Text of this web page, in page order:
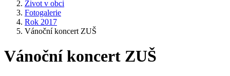
Život v obci
Fotogalerie
Rok 2017
Vánoční koncert ZUŠ
Vánoční koncert ZUŠ